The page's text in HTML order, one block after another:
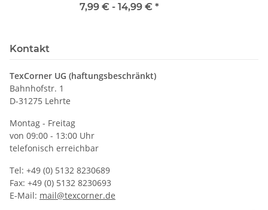
7,99 € - 14,99 € *
Kontakt
TexCorner UG (haftungsbeschränkt)
Bahnhofstr. 1
D-31275 Lehrte
Montag - Freitag
von 09:00 - 13:00 Uhr
telefonisch erreichbar
Tel: +49 (0) 5132 8230689
Fax: +49 (0) 5132 8230693
E-Mail: mail@texcorner.de